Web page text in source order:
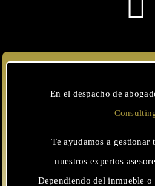
En el despacho de
Te ayudamos a gestionar
nuestros expertos
Dependiendo del inmueble o